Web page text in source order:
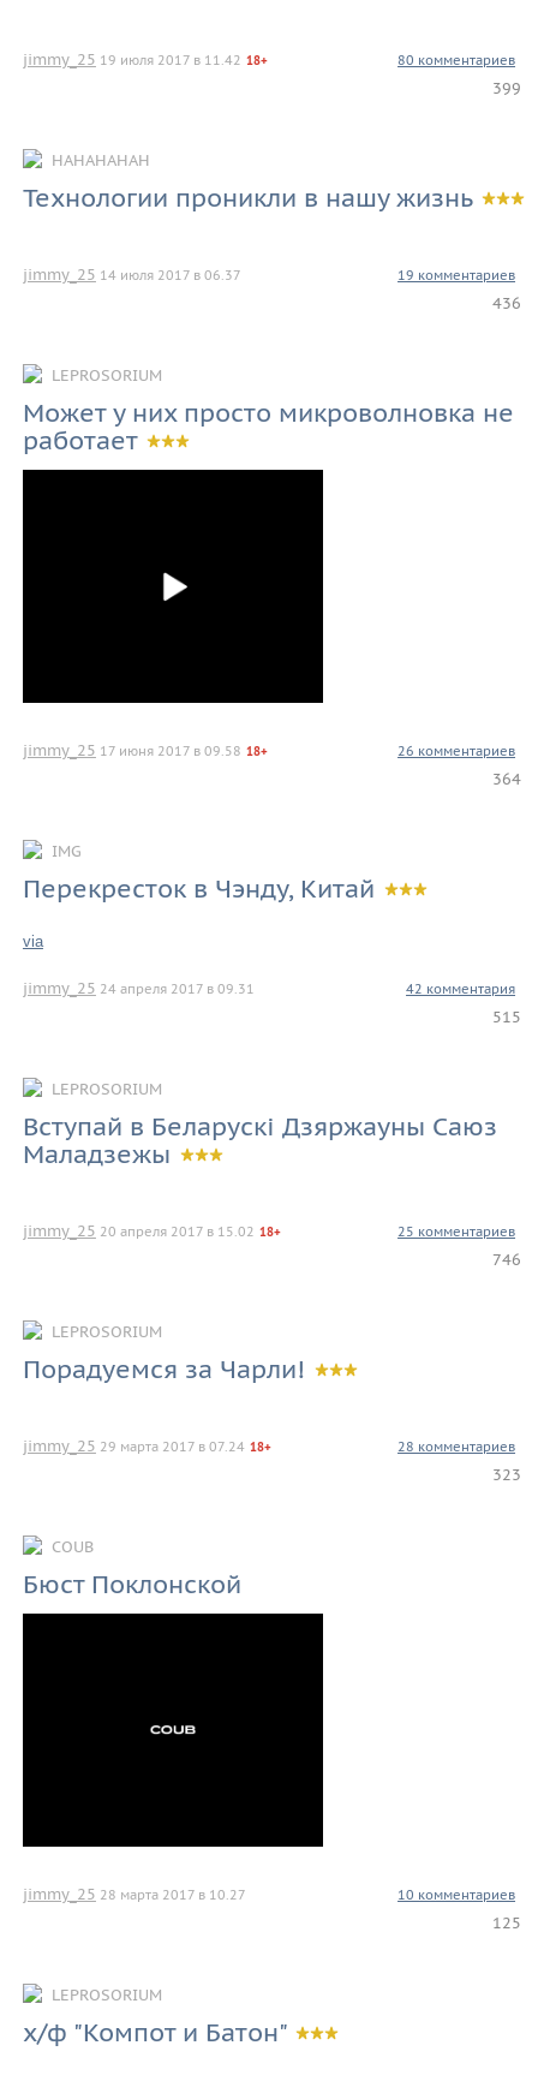
jimmy_25 19 июля 2017 в 11.42 18+ 80 комментариев
399
HAHAHAHAH
Технологии проникли в нашу жизнь
jimmy_25 14 июля 2017 в 06.37 19 комментариев
436
LEPROSORIUM
Может у них просто микроволновка не
работает
jimmy_25 17 июня 2017 в 09.58 18+ 26 комментариев
364
IMG
Перекресток в Чэнду, Китай
via
jimmy_25 24 апреля 2017 в 09.31 42 комментария
515
LEPROSORIUM
Вступай в Беларускi Дзяржауны Саюз
Маладзежы
jimmy_25 20 апреля 2017 в 15.02 18+ 25 комментариев
746
LEPROSORIUM
Порадуемся за Чарли!
jimmy_25 29 марта 2017 в 07.24 18+ 28 комментариев
323
COUB
Бюст Поклонской
jimmy_25 28 марта 2017 в 10.27 10 комментариев
125
LEPROSORIUM
х/ф "Компот и Батон"